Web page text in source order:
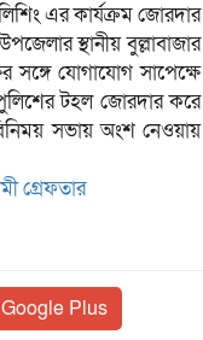
এর কার্যক্রম জোরদার
স্থানীয় বুল্লাবাজার
যোগাযোগ সাপেক্ষে
টহল জোরদার করে
সভায় অংশ নেওয়ায়
গ্রেফতার
Google Plus